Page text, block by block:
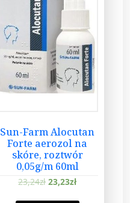
Sun-Farm Alocutan
Forte aerozol na
skóre, roztwór
0,05g/m 60ml
23,24zł 23,23zł